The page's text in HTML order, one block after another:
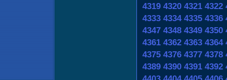
4319 4320 4321 4322
4333 4334 4335 4336
4347 4348 4349 4350
4361 4362 4363 4364
4375 4376 4377 4378
4389 4390 4391 4392